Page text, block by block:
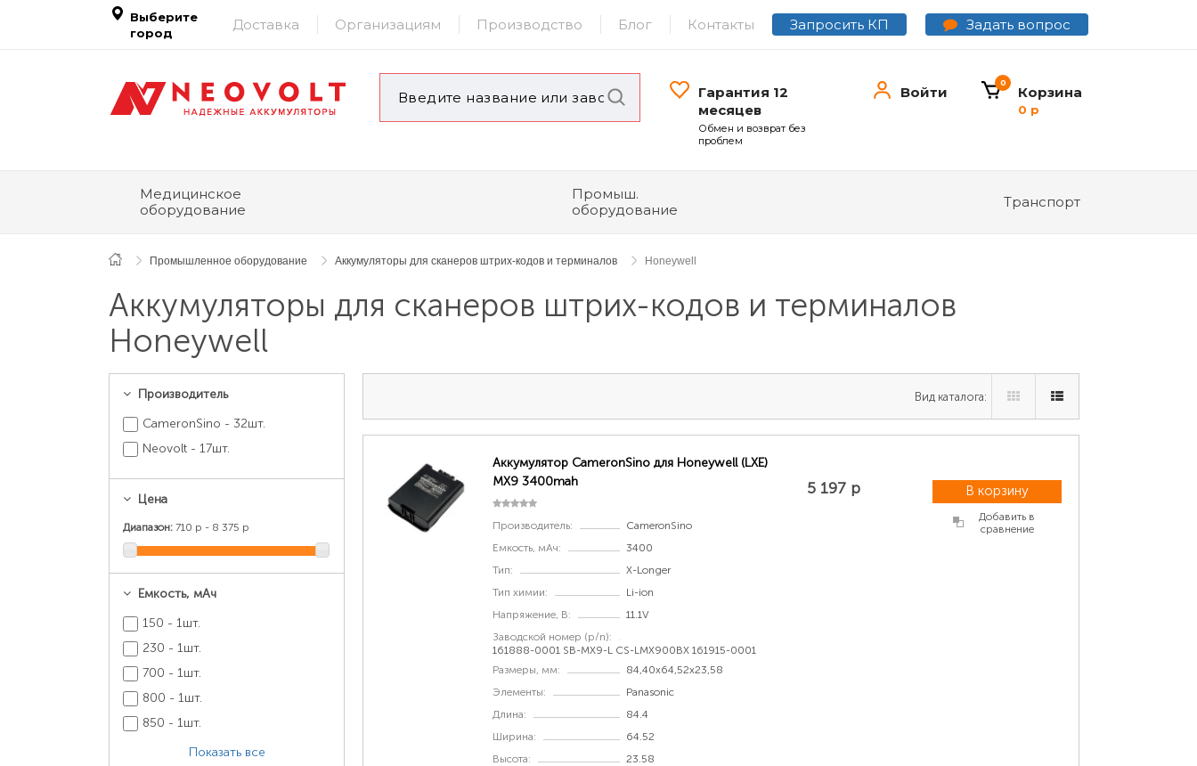
Выберите
город
Доставка Организациям Производство Блог Контакты Запросить КП Задать вопрос
Гарантия 12
месяцев
Обмен и возврат без
проблем
Войти Корзина
0
0 р
Медицинское
оборудование
Промыш.
оборудование
Транспорт
Промышленное оборудование Аккумуляторы для сканеров штрих-кодов и терминалов Honeywell
Аккумуляторы для сканеров штрих-кодов и терминалов
Honeywell
Производитель
CameronSino - 32шт.
Neovolt - 17шт.
Цена
Диапазон: 710 р - 8 375 р
Емкость, мАч
150 - 1шт.
230 - 1шт.
700 - 1шт.
800 - 1шт.
850 - 1шт.
Показать все
Вид каталога:
Аккумулятор CameronSino для Honeywell (LXE)
MX9 3400mah
Производитель:
CameronSino
Емкость, мАч:
3400
Тип:
X-Longer
Тип химии:
Li-ion
Напряжение, В:
11.1V
Заводской номер (p/n):
161888-0001 SB-MX9-L CS-LMX900BX 161915-0001
Размеры, мм:
84,40x64,52x23,58
Элементы:
Panasonic
Длина:
84.4
Ширина:
64.52
Высота:
23.58
5 197 р В корзину
Добавить в
сравнение